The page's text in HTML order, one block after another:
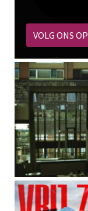
VOLG ONS